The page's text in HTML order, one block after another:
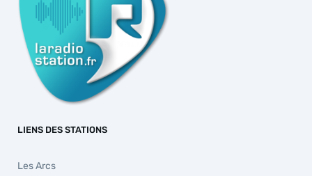
LIENS DES STATIONS
Les Arcs